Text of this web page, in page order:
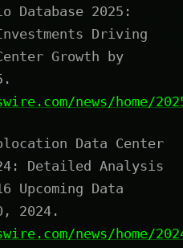
Database 2025:
Driving
Growth by
news/home/
Data Center
Detailed Analysis
Upcoming Data
2024.
news/home/